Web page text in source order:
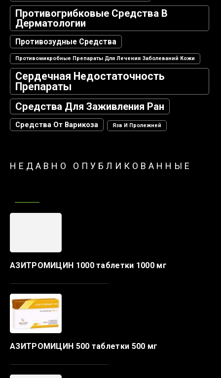
Противогрибковые Средства В
Дерматологии
Противозудные Средства
Противомикробные Препараты Для Лечения Заболеваний Кожи
Сердечная Недостаточность
Препараты
Средства Для Заживления Ран
Средства От Варикоза Язв И Пролежней
НЕДАВНО ОПУБЛИКОВАННЫЕ
АЗИТРОМИЦИН 1000 таблетки 1000 мг
АЗИТРОМИЦИН 500 таблетки 500 мг